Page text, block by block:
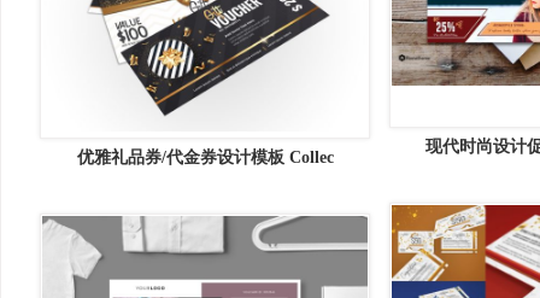
优雅礼品券/代金券设计模板 Collec
现代时尚设计